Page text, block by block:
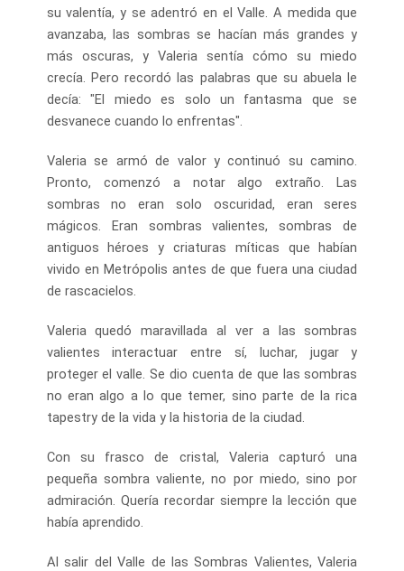
su valentía, y se adentró en el Valle. A medida que
avanzaba, las sombras se hacían más grandes y
más oscuras, y Valeria sentía cómo su miedo
crecía. Pero recordó las palabras que su abuela le
decía: "El miedo es solo un fantasma que se
desvanece cuando lo enfrentas".
Valeria se armó de valor y continuó su camino.
Pronto, comenzó a notar algo extraño. Las
sombras no eran solo oscuridad, eran seres
mágicos. Eran sombras valientes, sombras de
antiguos héroes y criaturas míticas que habían
vivido en Metrópolis antes de que fuera una ciudad
de rascacielos.
Valeria quedó maravillada al ver a las sombras
valientes interactuar entre sí, luchar, jugar y
proteger el valle. Se dio cuenta de que las sombras
no eran algo a lo que temer, sino parte de la rica
tapestry de la vida y la historia de la ciudad.
Con su frasco de cristal, Valeria capturó una
pequeña sombra valiente, no por miedo, sino por
admiración. Quería recordar siempre la lección que
había aprendido.
Al salir del Valle de las Sombras Valientes, Valeria